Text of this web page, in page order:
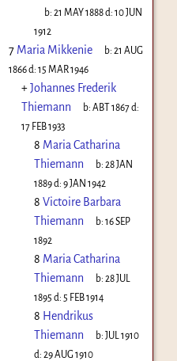
b:21 MAY 1888d:10 JUN
1912
7 Maria Mikkenie b:21 AUG
1866d: 15 MAR 1946
+Johannes Frederik
Thiemann
b:ABT 1867d:
17 FEB 1933
8 Maria Catharina
Thiemann
b:28 JAN
1889d: 9 JAN 1942
8 Victoire Barbara
Thiemann
b:16 SEP
1892
8 Maria Catharina
Thiemann
b:28 JUL
1895 d: 5 FEB 1914
8 Hendrikus
Thiemann
b:JUL 1910
d: 29 AUG 1910